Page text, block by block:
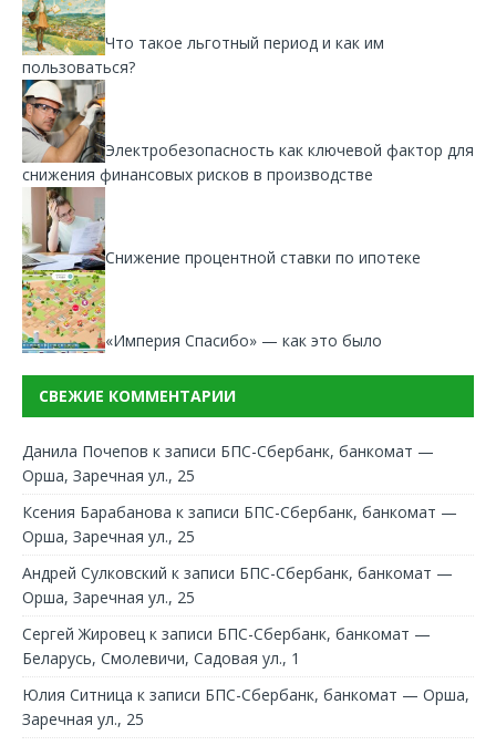
Что такое льготный период и как им
пользоваться?
Электробезопасность как ключевой фактор для
снижения финансовых рисков в производстве
Снижение процентной ставки по ипотеке
«Империя Спасибо» — как это было
СВЕЖИЕ КОММЕНТАРИИ
Данила Почепов к записи БПС-Сбербанк, банкомат —
Орша, Заречная ул., 25
Ксения Барабанова к записи БПС-Сбербанк, банкомат —
Орша, Заречная ул., 25
Андрей Сулковский к записи БПС-Сбербанк, банкомат —
Орша, Заречная ул., 25
Сергей Жировец к записи БПС-Сбербанк, банкомат —
Беларусь, Смолевичи, Садовая ул., 1
Юлия Ситница к записи БПС-Сбербанк, банкомат — Орша,
Заречная ул., 25